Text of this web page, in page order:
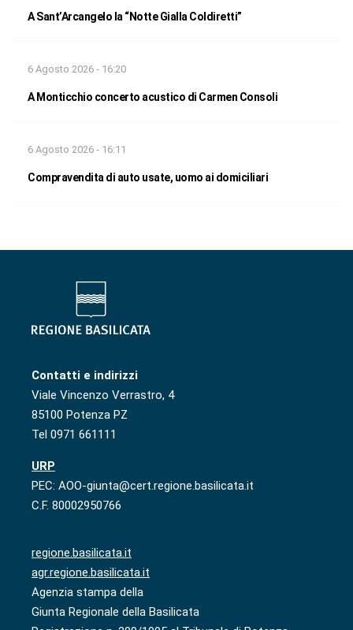
A Sant’Arcangelo la “Notte Gialla Coldiretti”
6 Agosto 2026 - 16:20
A Monticchio concerto acustico di Carmen Consoli
6 Agosto 2026 - 16:11
Compravendita di auto usate, uomo ai domiciliari
Contatti e indirizzi
Viale Vincenzo Verrastro, 4
85100 Potenza PZ
Tel 0971 661111
URP
PEC: AOO-giunta@cert.regione.basilicata.it
C.F. 80002950766
regione.basilicata.it
agr.regione.basilicata.it
Agenzia stampa della
Giunta Regionale della Basilicata